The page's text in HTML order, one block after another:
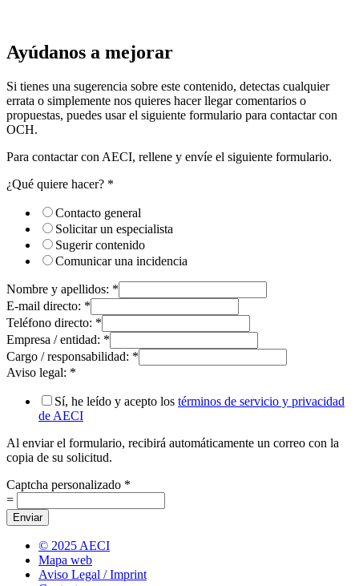
Ayúdanos a mejorar
Si tienes una sugerencia sobre este contenido, detectas cualquier
errata o simplemente nos quieres hacer llegar comentarios o
propuestas, puedes usar el siguiente formulario para contactar con
OCH.
Para contactar con AECI, rellene y envíe el siguiente formulario.
¿Qué quiere hacer? *
Contacto general
Solicitar un especialista
Sugerir contenido
Comunicar una incidencia
Nombre y apellidos: *
E-mail directo: *
Teléfono directo: *
Empresa / entidad: *
Cargo / responsabilidad: *
Aviso legal: *
Sí, he leído y acepto los términos de servicio y privacidad
de AECI
Al enviar el formulario, recibirá automáticamente un correo con la
copia de su solicitud.
Captcha personalizado *
=
Enviar
© 2025 AECI
Mapa web
Aviso Legal / Imprint